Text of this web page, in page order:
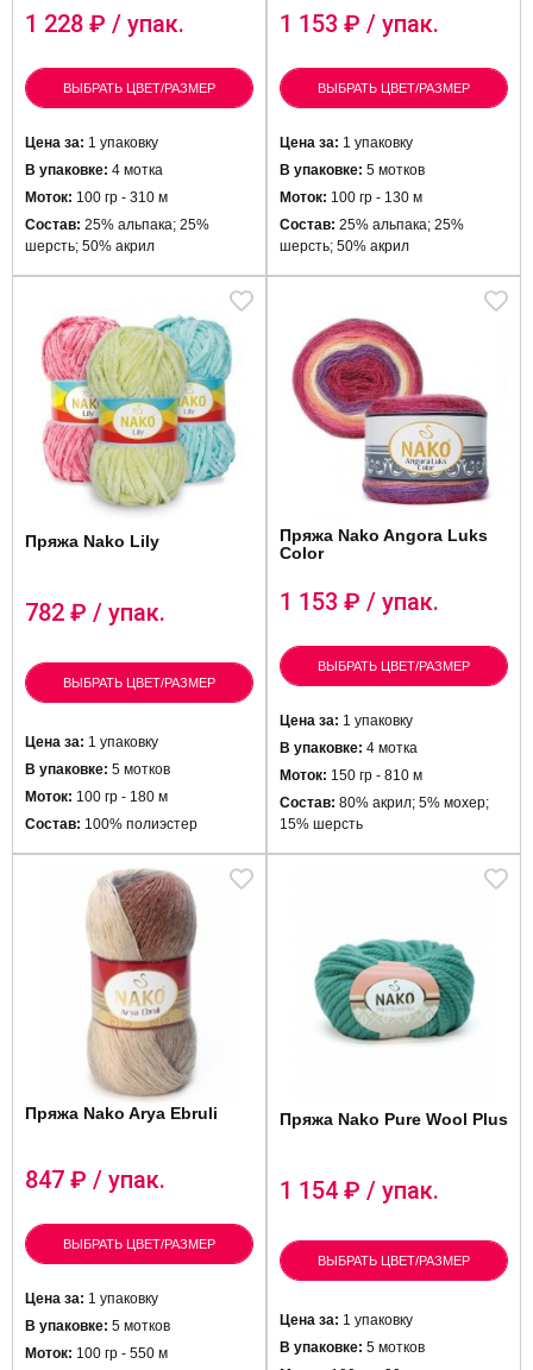
1 228 ₽ / упак.
ВЫБРАТЬ ЦВЕТ/РАЗМЕР
Цена за: 1 упаковку
В упаковке: 4 мотка
Моток: 100 гр - 310 м
Состав: 25% альпака; 25%
шерсть; 50% акрил
1 153 ₽ / упак.
ВЫБРАТЬ ЦВЕТ/РАЗМЕР
Цена за: 1 упаковку
В упаковке: 5 мотков
Моток: 100 гр - 130 м
Состав: 25% альпака; 25%
шерсть; 50% акрил
Пряжа Nako Lily
782 ₽ / упак.
ВЫБРАТЬ ЦВЕТ/РАЗМЕР
Цена за: 1 упаковку
В упаковке: 5 мотков
Моток: 100 гр - 180 м
Состав: 100% полиэстер
Пряжа Nako Angora Luks
Color
1 153 ₽ / упак.
ВЫБРАТЬ ЦВЕТ/РАЗМЕР
Цена за: 1 упаковку
В упаковке: 4 мотка
Моток: 150 гр - 810 м
Состав: 80% акрил; 5% мoxep;
15% шерсть
Пряжа Nako Arya Ebruli
847 ₽ / упак.
ВЫБРАТЬ ЦВЕТ/РАЗМЕР
Цена за: 1 упаковку
В упаковке: 5 мотков
Моток: 100 гр - 550 м
Пряжа Nako Pure Wool Plus
1 154 ₽ / упак.
ВЫБРАТЬ ЦВЕТ/РАЗМЕР
Цена за: 1 упаковку
В упаковке: 5 мотков